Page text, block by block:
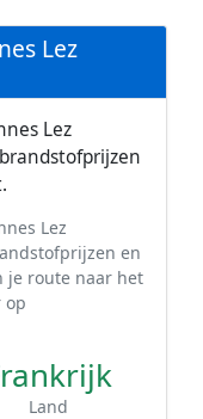
Lez
Lez
Lez
en
je route naar het
op
Land